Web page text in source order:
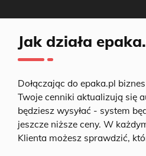
Jak działa
Dołączając do epaka.pl
Twoje cenniki aktualizują się
będziesz wysyłać - system
jeszcze niższe ceny. W
Klienta możesz sprawdzić,